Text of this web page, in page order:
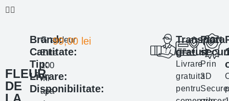
FLEUR
DE
LA
Brand:
Cantitate:
Tip:
Livrare:
Disponibilitate:
Grandeur
Elite
100
ml
apa
99,00 lei
Transport
gratuit
Livrare
gratuita
pentru
Plata
Prin
3D